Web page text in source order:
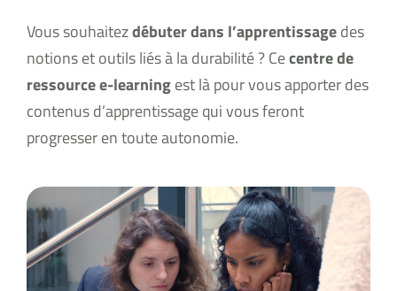
Vous souhaitezdébuter dans l’apprentissagedes
notions et outils liés à la durabilité ? Cecentre de
ressource e-learningest là pour vous apporter des
contenus d’apprentissage qui vous feront
progresser en toute autonomie.